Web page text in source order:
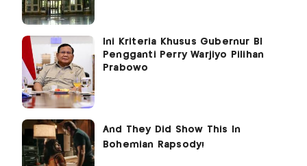
Ini Kriteria Khusus Gubernur BI
Pengganti Perry Warjiyo Pilihan
Prabowo